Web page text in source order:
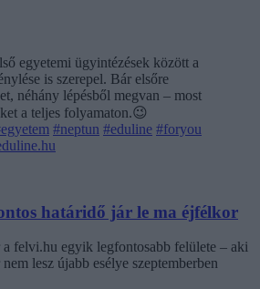
egyetemi ügyintézések között a
is szerepel. Bár elsőre
néhány lépésből megvan – most
a teljes folyamaton.😉
#neptun #eduline #foryou
határidő jár le ma éjfélkor
felvi.hu egyik legfontosabb felülete – aki
lesz újabb esélye szeptemberben